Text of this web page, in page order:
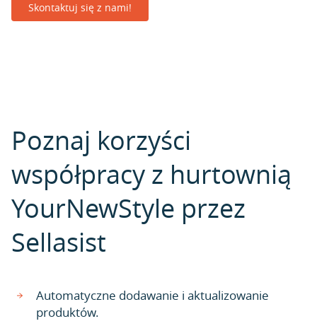
Skontaktuj się z nami!
Poznaj korzyści
współpracy z hurtownią
YourNewStyle przez
Sellasist
Automatyczne dodawanie i aktualizowanie
produktów.